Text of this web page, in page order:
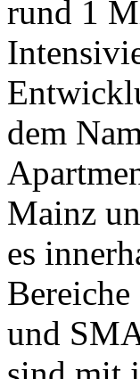
rund 1
dem
Mainz
es
und